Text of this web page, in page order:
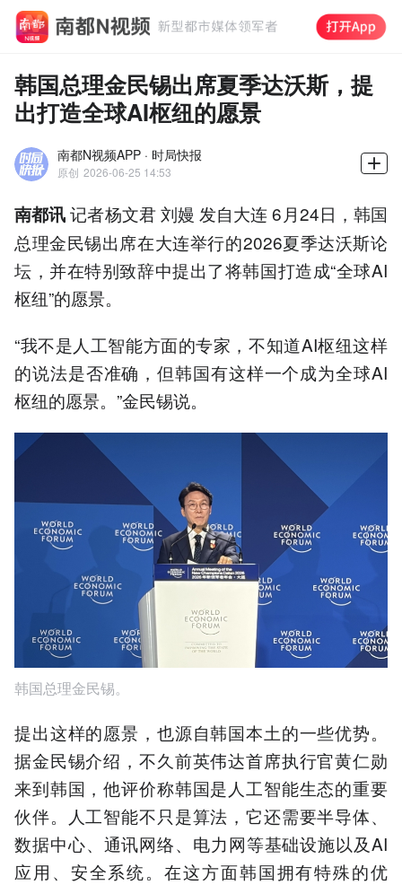
韩国总理金民锡出席夏季达沃斯，提
出打造全球AI枢纽的愿景
南都N视频APP · 时局快报
原创 2026-06-25 14:53
南都讯记者杨文君 刘嫚 发自大连 6月24日，韩国
总理金民锡出席在大连举行的2026夏季达沃斯论
坛，并在特别致辞中提出了将韩国打造成“全球AI
枢纽”的愿景。
“我不是人工智能方面的专家，不知道AI枢纽这样
的说法是否准确，但韩国有这样一个成为全球AI
枢纽的愿景。”金民锡说。
韩国总理金民锡。
提出这样的愿景，也源自韩国本土的一些优势。
据金民锡介绍，不久前英伟达首席执行官黄仁勋
来到韩国，他评价称韩国是人工智能生态的重要
伙伴。人工智能不只是算法，它还需要半导体、
数据中心、通讯网络、电力网等基础设施以及AI
应用、安全系统。在这方面韩国拥有特殊的优